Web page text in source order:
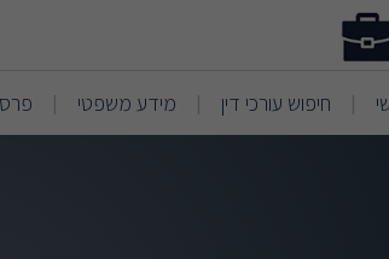
| חיפוש עורכי דין | מידע משפטי |